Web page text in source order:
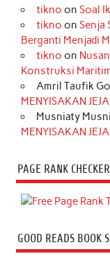
tikno on Soal
tikno on Senja
Berganti Menjadi
tikno on
Konstruksi
Amril Taufik
MENYISAKAN
Musniaty Musni
MENYISAKAN
PAGE RANK CHECKER
GOOD READS BOOK